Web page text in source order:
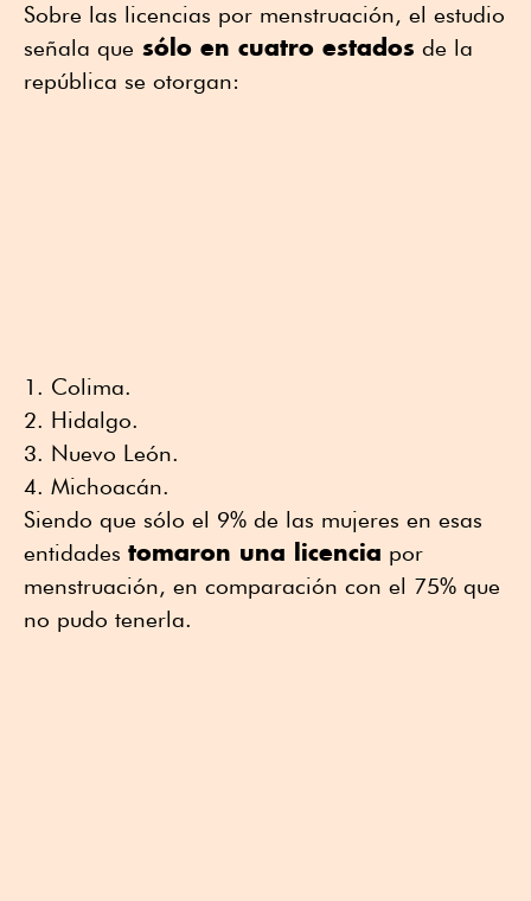
Sobre las licencias por menstruación, el estudio
señala que sólo en cuatro estados de la
república se otorgan:
Colima.
Hidalgo.
Nuevo León.
Michoacán.
Siendo que sólo el 9% de las mujeres en esas
entidades tomaron una licencia por
menstruación, en comparación con el 75% que
no pudo tenerla.